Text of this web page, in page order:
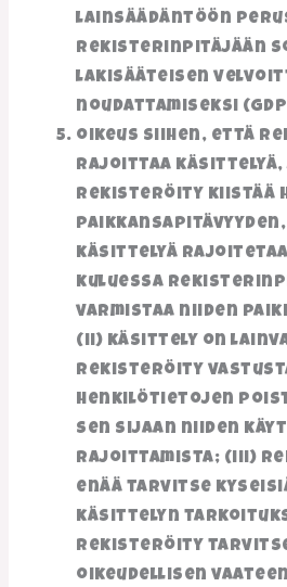
lainsäädäntöön
rekisterinpitäjään
lakisääteisen
noudattamiseksi
oikeus siihen, että
rajoittaa käsittelyä,
rekisteröity kiistää
käsittelyä
kuluessa
varmistaa niiden
(ii) käsittely on
rekisteröity
henkilötietojen
sen sijaan niiden
rajoittamista; (iii)
enää tarvitse
käsittelyn
rekisteröity
oikeudellisen